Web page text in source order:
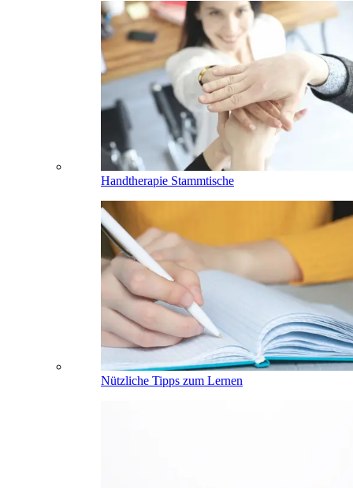
Handtherapie Stammtische
Nützliche Tipps zum Lernen